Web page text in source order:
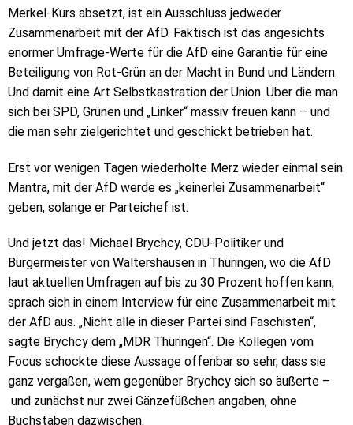
Merkel-Kurs absetzt, ist ein Ausschluss jedweder
Zusammenarbeit mit der AfD. Faktisch ist das angesichts
enormer Umfrage-Werte für die AfD eine Garantie für eine
Beteiligung von Rot-Grün an der Macht in Bund und Ländern.
Und damit eine Art Selbstkastration der Union. Über die man
sich bei SPD, Grünen und „Linker“ massiv freuen kann – und
die man sehr zielgerichtet und geschickt betrieben hat.
Erst vor wenigen Tagen wiederholte Merz wieder einmal sein
Mantra, mit der AfD werde es „keinerlei Zusammenarbeit“
geben, solange er Parteichef ist.
Und jetzt das! Michael Brychcy, CDU-Politiker und
Bürgermeister von Waltershausen in Thüringen, wo die AfD
laut aktuellen Umfragen auf bis zu 30 Prozent hoffen kann,
sprach sich in einem Interview für eine Zusammenarbeit mit
der AfD aus. „Nicht alle in dieser Partei sind Faschisten“,
sagte Brychcy dem „MDR Thüringen“. Die Kollegen vom
Focus schockte diese Aussage offenbar so sehr, dass sie
ganz vergaßen, wem gegenüber Brychcy sich so äußerte –
und zunächst nur zwei Gänzefüßchen angaben, ohne
Buchstaben dazwischen.